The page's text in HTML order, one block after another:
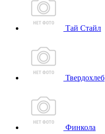
Тай Стайл
Твердохлеб
Финкола